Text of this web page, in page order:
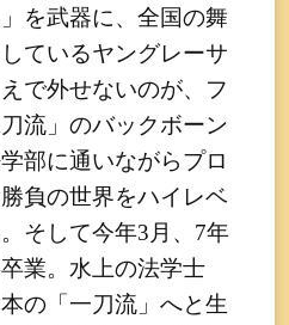
を武器に、全国の舞
ているヤングレーサ
で外せないのが、フ
流」のバックボーン
部に通いながらプロ
負の世界をハイレベ
そして今年3月、7年
業。水上の法学士
の「一刀流」へと生